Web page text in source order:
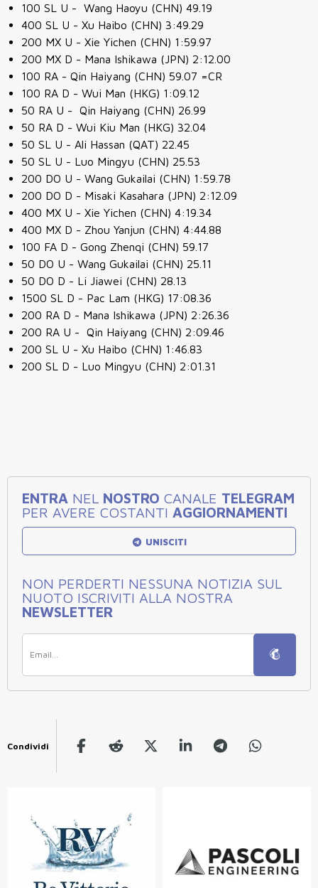
100 SL U - Wang Haoyu (CHN) 49.19
400 SL U - Xu Haibo (CHN) 3:49.29
200 MX U - Xie Yichen (CHN) 1:59.97
200 MX D - Mana Ishikawa (JPN) 2:12.00
100 RA - Qin Haiyang (CHN) 59.07 =CR
100 RA D - Wui Man (HKG) 1:09.12
50 RA U - Qin Haiyang (CHN) 26.99
50 RA D - Wui Kiu Man (HKG) 32.04
50 SL U - Ali Hassan (QAT) 22.45
50 SL U - Luo Mingyu (CHN) 25.53
200 DO U - Wang Gukailai (CHN) 1:59.78
200 DO D - Misaki Kasahara (JPN) 2:12.09
400 MX U - Xie Yichen (CHN) 4:19.34
400 MX D - Zhou Yanjun (CHN) 4:44.88
100 FA D - Gong Zhenqi (CHN) 59.17
50 DO U - Wang Gukailai (CHN) 25.11
50 DO D - Li Jiawei (CHN) 28.13
1500 SL D - Pac Lam (HKG) 17:08.36
200 RA D - Mana Ishikawa (JPN) 2:26.36
200 RA U - Qin Haiyang (CHN) 2:09.46
200 SL U - Xu Haibo (CHN) 1:46.83
200 SL D - Luo Mingyu (CHN) 2:01.31
ENTRA NEL NOSTRO CANALE TELEGRAM
PER AVERE COSTANTI AGGIORNAMENTI
UNISCITI
NON PERDERTI NESSUNA NOTIZIA SUL
NUOTO ISCRIVITI ALLA NOSTRA
NEWSLETTER
Condividi